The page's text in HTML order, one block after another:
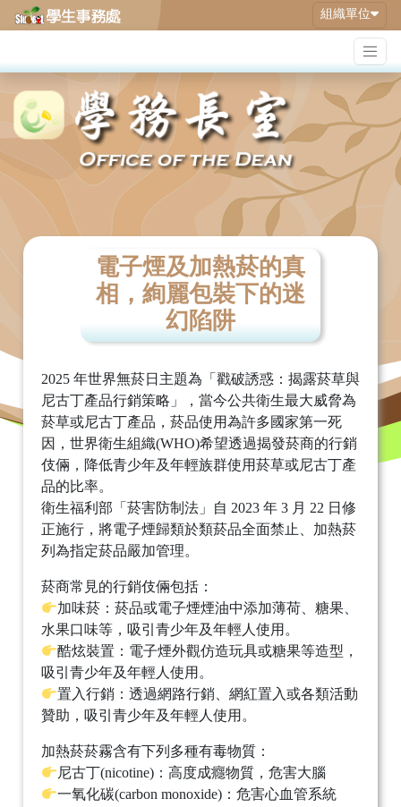
組織單位
電子煙及加熱菸的真
相，絢麗包裝下的迷
幻陷阱
2025 年世界無菸日主題為「戳破誘惑：揭露菸草與
尼古丁產品行銷策略」，當今公共衛生最大威脅為
菸草或尼古丁產品，菸品使用為許多國家第一死
因，世界衛生組織(WHO)希望透過揭發菸商的行銷
伎倆，降低青少年及年輕族群使用菸草或尼古丁產
品的比率。
衛生福利部「菸害防制法」自 2023 年 3 月 22 日修
正施行，將電子煙歸類於類菸品全面禁止、加熱菸
列為指定菸品嚴加管理。
菸商常見的行銷伎倆包括：
加味菸：菸品或電子煙煙油中添加薄荷、糖果、
水果口味等，吸引青少年及年輕人使用。
酷炫裝置：電子煙外觀仿造玩具或糖果等造型，
吸引青少年及年輕人使用。
置入行銷：透過網路行銷、網紅置入或各類活動
贊助，吸引青少年及年輕人使用。
加熱菸菸霧含有下列多種有毒物質：
尼古丁(nicotine)：高度成癮物質，危害大腦
一氧化碳(carbon monoxide)：危害心血管系統